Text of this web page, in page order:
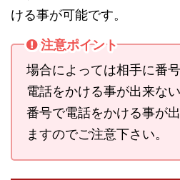
ける事が可能です。
注意ポイント
場合によっては相手に番
電話をかける事が出来な
番号で電話をかける事が
ますのでご注意下さい。